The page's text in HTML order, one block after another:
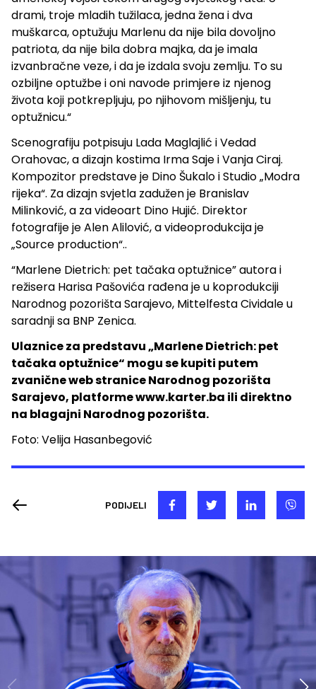
drami, troje mladih tužilaca, jedna žena i dva
muškarca, optužuju Marlenu da nije bila dovoljno
patriota, da nije bila dobra majka, da je imala
izvanbračne veze, i da je izdala svoju zemlju. To su
ozbiljne optužbe i oni navode primjere iz njenog
života koji potkrepljuju, po njihovom mišljenju, tu
optužnicu.“
Scenografiju potpisuju Lada Maglajlić i Vedad
Orahovac, a dizajn kostima Irma Saje i Vanja Ciraj.
Kompozitor predstave je Dino Šukalo i Studio „Modra
rijeka“. Za dizajn svjetla zadužen je Branislav
Milinković, a za videoart Dino Hujić. Direktor
fotografije je Alen Alilović, a videoprodukcija je
„Source production“..
“Marlene Dietrich: pet tačaka optužnice” autora i
režisera Harisa Pašovića rađena je u koprodukciji
Narodnog pozorišta Sarajevo, Mittelfesta Cividale u
saradnji sa BNP Zenica.
Ulaznice za predstavu „Marlene Dietrich: pet
tačaka optužnice“ mogu se kupiti putem
zvanične web stranice Narodnog pozorišta
Sarajevo, platforme www.karter.ba ili direktno
na blagajni Narodnog pozorišta.
Foto: Velija Hasanbegović
PODIJELI